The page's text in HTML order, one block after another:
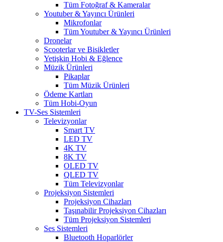
Tüm Fotoğraf & Kameralar
Youtuber & Yayıncı Ürünleri
Mikrofonlar
Tüm Youtuber & Yayıncı Ürünleri
Dronelar
Scooterlar ve Bisikletler
Yetişkin Hobi & Eğlence
Müzik Ürünleri
Pikaplar
Tüm Müzik Ürünleri
Ödeme Kartları
Tüm Hobi-Oyun
TV-Ses Sistemleri
Televizyonlar
Smart TV
LED TV
4K TV
8K TV
OLED TV
QLED TV
Tüm Televizyonlar
Projeksiyon Sistemleri
Projeksiyon Cihazları
Taşınabilir Projeksiyon Cihazları
Tüm Projeksiyon Sistemleri
Ses Sistemleri
Bluetooth Hoparlörler